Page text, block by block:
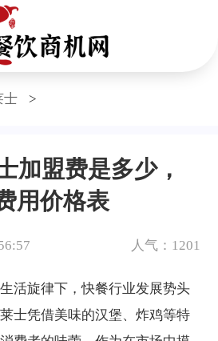
士 >
加盟费是多少，
用价格表
人气：1201
旋律下，快餐行业发展势头
士凭借美味的汉堡、炸鸡等特